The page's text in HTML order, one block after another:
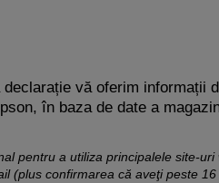
vă oferim informații
în baza de date a
pentru a utiliza principalele site-
confirmarea că aveţi peste